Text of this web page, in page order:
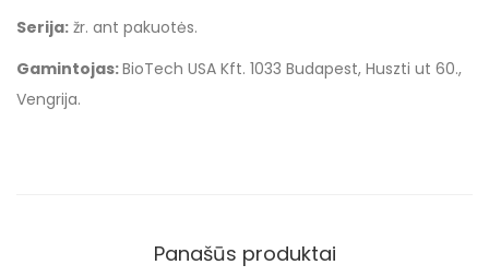
Serija: žr. ant pakuotės.
Gamintojas:BioTech USA Kft. 1033 Budapest, Huszti ut 60.,
Vengrija.
Panašūs produktai